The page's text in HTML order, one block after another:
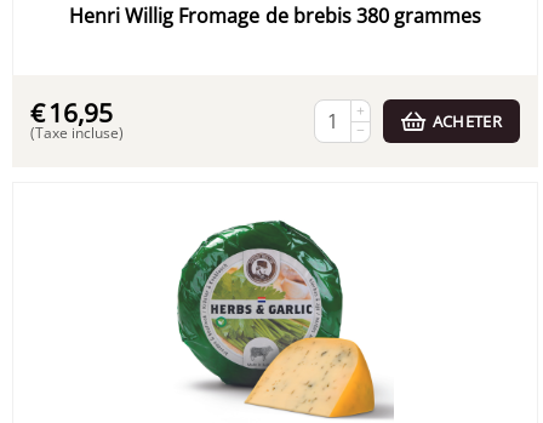
Henri Willig Fromage de brebis 380 grammes
€16,95
(Taxe incluse)
+
−
ACHETER